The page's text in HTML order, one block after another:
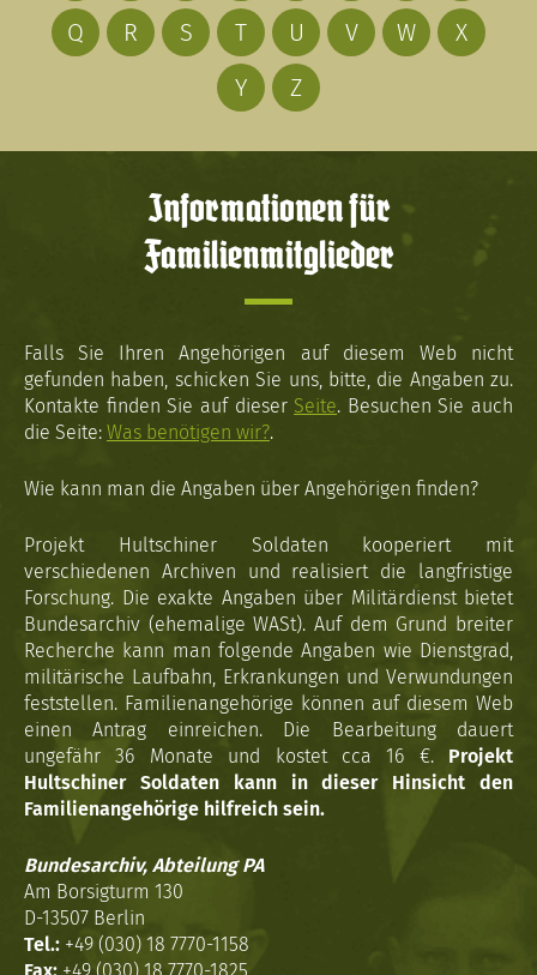
Q
R S T U V W
X
Y
Z
Informationen für
Familienmitglieder
Falls Sie Ihren Angehörigen auf diesem Web nicht
gefunden haben, schicken Sie uns, bitte, die Angaben zu.
Kontakte finden Sie auf dieser Seite. Besuchen Sie auch
die Seite: Was benötigen wir?.
Wie kann man die Angaben über Angehörigen finden?
Projekt Hultschiner Soldaten kooperiert mit
verschiedenen Archiven und realisiert die langfristige
Forschung. Die exakte Angaben über Militärdienst bietet
Bundesarchiv (ehemalige WASt). Auf dem Grund breiter
Recherche kann man folgende Angaben wie Dienstgrad,
militärische Laufbahn, Erkrankungen und Verwundungen
feststellen. Familienangehörige können auf diesem Web
einen Antrag einreichen. Die Bearbeitung dauert
ungefähr 36 Monate und kostet cca 16 €. Projekt
Hultschiner Soldaten kann in dieser Hinsicht den
Familienangehörige hilfreich sein.
Bundesarchiv, Abteilung PA
Am Borsigturm 130
D-13507 Berlin
Tel.: +49 (030) 18 7770-1158